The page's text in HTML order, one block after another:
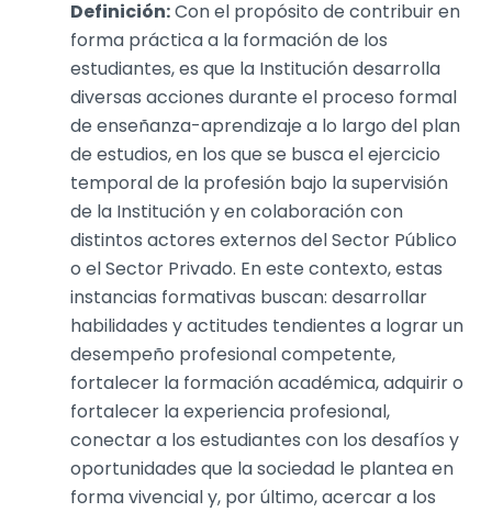
Definición:Con el propósito de contribuir en
forma práctica a la formación de los
estudiantes, es que la Institución desarrolla
diversas acciones durante el proceso formal
de enseñanza-aprendizaje a lo largo del plan
de estudios, en los que se busca el ejercicio
temporal de la profesión bajo la supervisión
de la Institución y en colaboración con
distintos actores externos del Sector Público
o el Sector Privado. En este contexto, estas
instancias formativas buscan: desarrollar
habilidades y actitudes tendientes a lograr un
desempeño profesional competente,
fortalecer la formación académica, adquirir o
fortalecer la experiencia profesional,
conectar a los estudiantes con los desafíos y
oportunidades que la sociedad le plantea en
forma vivencial y, por último, acercar a los